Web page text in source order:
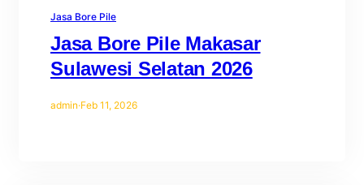
Jasa Bore Pile
Jasa Bore Pile Makasar
Sulawesi Selatan 2026
admin·Feb 11, 2026